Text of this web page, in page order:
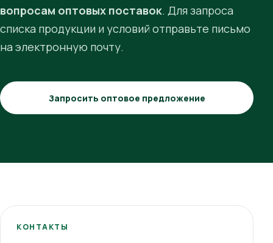
вопросам оптовых поставок. Для запроса
списка продукции и условий отправьте письмо
на электронную почту.
Запросить оптовое предложение
КОНТАКТЫ